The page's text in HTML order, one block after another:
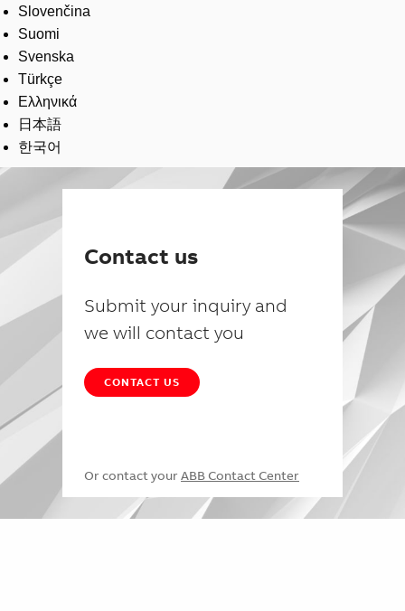
Slovenčina
Suomi
Svenska
Türkçe
Ελληνικά
日本語
한국어
Contact us
Submit your inquiry and
we will contact you
CONTACT US
Or contact your ABB Contact Center